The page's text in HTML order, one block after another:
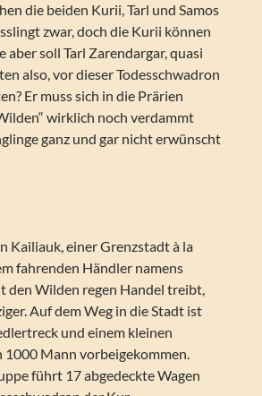
die beiden Kurii, Tarl und Samos
zwar, doch die Kurii können
aber soll Tarl Zarendargar, quasi
also, vor dieser Todesschwadron
Er muss sich in die Prärien
wirklich noch verdammt
ganz und gar nicht erwünscht
Kailiauk, einer Grenzstadt à la
fahrenden Händler namens
den Wilden regen Handel treibt,
Auf dem Weg in die Stadt ist
und einem kleinen
1000 Mann vorbeigekommen.
führt 17 abgedeckte Wagen